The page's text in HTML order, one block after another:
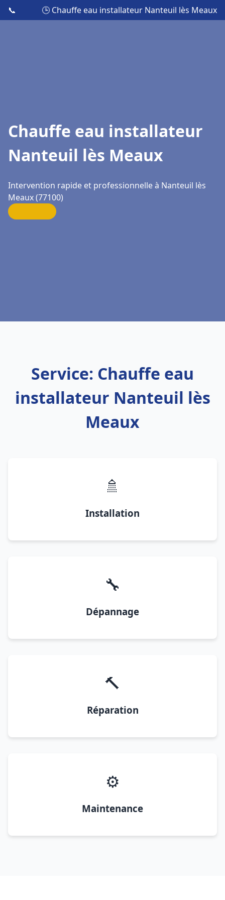
📞 🕒 Chauffe eau installateur Nanteuil lès Meaux
Chauffe eau installateur
Nanteuil lès Meaux
Intervention rapide et professionnelle à Nanteuil lès
Meaux (77100)
Service: Chauffe eau
installateur Nanteuil lès
Meaux
🚿
Installation
🔧
Dépannage
🔨
Réparation
⚙️
Maintenance